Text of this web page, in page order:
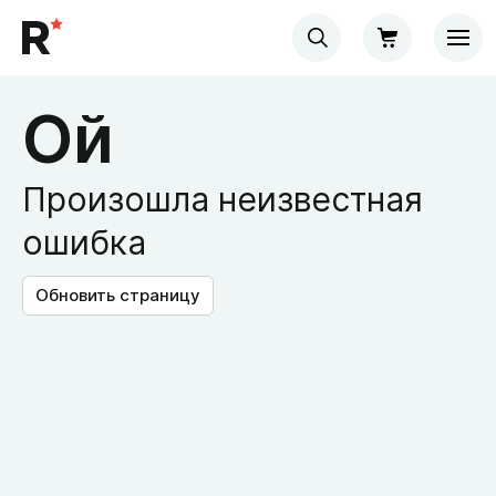
Ой
Произошла неизвестная
ошибка
Обновить страницу